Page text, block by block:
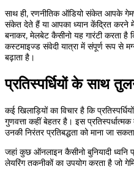
साथ ही, रणनीतिक ऑडियो संकेत आपके
संकेत देते हैं या आपका ध्यान केंद्रित करने
बनाकर, मेलबेट कैसीनो यह गारंटी करता
कस्टमाइज्ड संवेदी यात्रा में संपूर्ण रूप से
बढ़ाता है।
प्रतिस्पर्धियों के साथ
कई खिलाड़ियों का विचार है कि
गुणवत्ता कहीं बेहतर है। इस
उनकी निरंतर प्रतिबद्धता को माना जा
जहां कुछ ऑनलाइन कैसीनो बुनियादी ध्वनि
लेयरिंग तकनीकों का उपयोग करता है जो